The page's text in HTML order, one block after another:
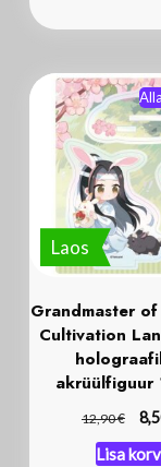
Laos
Grandmaster
Cultivation
akrüülfiguur
12,90€
Lisa